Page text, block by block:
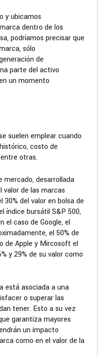
y ubicamos
dentro de los
podríamos precisar que
sólo
de
parte del activo
un momento
suelen emplear cuando
costo de
otras.
mercado, desarrollada
de las marcas
del valor en bolsa de
índice bursátil S&P 500,
el caso de Google, el
el 50% de
de Apple y Mircosoft el
y 29% de su valor como
está asociada a una
o superar las
tener. Esto a su vez
garantiza mayores
un impacto
como en el valor de la